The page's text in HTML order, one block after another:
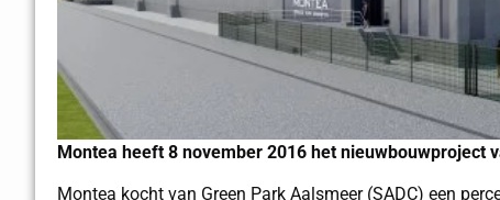
Montea heeft 8 november 2016 het nieuwbouwproject
Montea kocht van Green Park Aalsmeer (SADC) een